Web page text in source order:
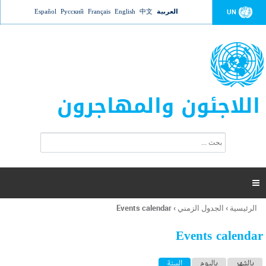
Jump to navigation UN العربية 中文
English
Français
Русский
Español
اللاجئون والمهاجرون
ت
ر
ل
ح
ب

أنت
هنا
الرئيسية › الجدول الزمني ›
Events calendar
Events calendar